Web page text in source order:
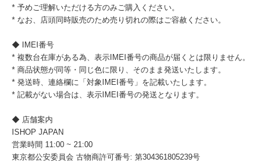
* 予めご理解いただける方のみご購入ください。
* なお、店頭同時販売のため売り切れの際はご容赦ください。
◆ IMEI番号
* 複数台在庫がある為、表示IMEI番号の商品が届くとは限りません。
* 商品状態が同等・同じ色に限り、そのまま発送いたします。
* 発送時、連絡欄に「対象IMEI番号」を記載いたします。
* 記載がない場合は、表示IMEI番号の発送となります。
◆ 店舗案内
ISHOP JAPAN
営業時間 11:00 ~ 21:00
東京都公安委員会 古物商許可番号: 第304361805239号